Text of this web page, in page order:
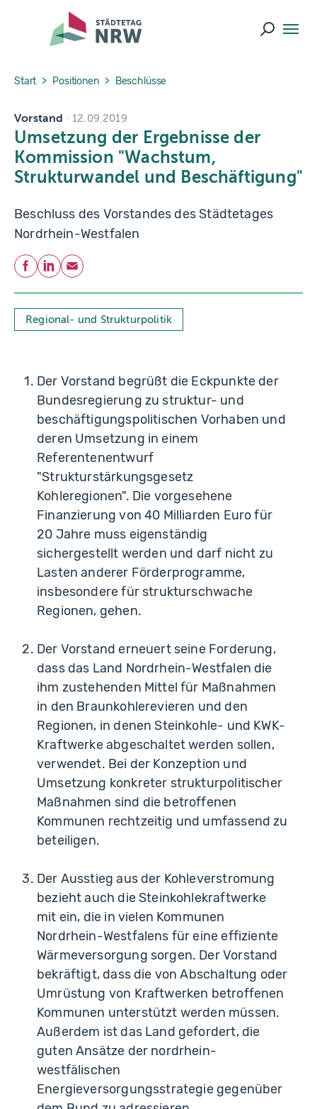
Skip to main navigation
Skip to main content
Skip to page footer
Suche
You are here:
Start Positionen Beschlüsse
Vorstand 12.09.2019
Umsetzung der Ergebnisse der
Kommission "Wachstum,
Strukturwandel und Beschäftigung"
Beschluss des Vorstandes des Städtetages
Nordrhein-Westfalen
Teilen
Facebook
LinkedIn
E-Mail
Regional- und Strukturpolitik
Der Vorstand begrüßt die Eckpunkte der
Bundesregierung zu struktur- und
beschäftigungspolitischen Vorhaben und
deren Umsetzung in einem
Referentenentwurf
"Strukturstärkungsgesetz
Kohleregionen". Die vorgesehene
Finanzierung von 40 Milliarden Euro für
20 Jahre muss eigenständig
sichergestellt werden und darf nicht zu
Lasten anderer Förderprogramme,
insbesondere für strukturschwache
Regionen, gehen.
Der Vorstand erneuert seine Forderung,
dass das Land Nordrhein-Westfalen die
ihm zustehenden Mittel für Maßnahmen
in den Braunkohlerevieren und den
Regionen, in denen Steinkohle- und KWK-
Kraftwerke abgeschaltet werden sollen,
verwendet. Bei der Konzeption und
Umsetzung konkreter strukturpolitischer
Maßnahmen sind die betroffenen
Kommunen rechtzeitig und umfassend zu
beteiligen.
Der Ausstieg aus der Kohleverstromung
bezieht auch die Steinkohlekraftwerke
mit ein, die in vielen Kommunen
Nordrhein-Westfalens für eine effiziente
Wärmeversorgung sorgen. Der Vorstand
bekräftigt, dass die von Abschaltung oder
Umrüstung von Kraftwerken betroffenen
Kommunen unterstützt werden müssen.
Außerdem ist das Land gefordert, die
guten Ansätze der nordrhein-
westfälischen
Energieversorgungsstrategie gegenüber